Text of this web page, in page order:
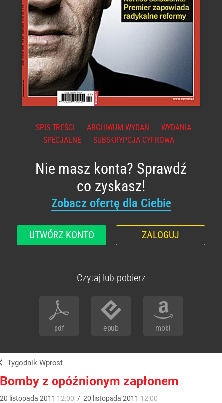
SPIS TREŚCI ARCHIWUM WYDAŃ
WYDANIA
SPECJALNE
SUBSKRYPCJA CYFROWA
Nie masz konta? Sprawdź
co zyskasz!
Zobacz ofertę dla Ciebie
UTWÓRZ KONTO ZALOGUJ
Czytaj lub pobierz
pdf epub mobi
Tygodnik Wprost
Bomby z opóźnionym zapłonem
20 listopada 2011 12:00 / 20 listopada 2011 12:00